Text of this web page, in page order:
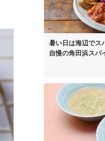
暑い日は海辺でス
自慢の角田浜スパ